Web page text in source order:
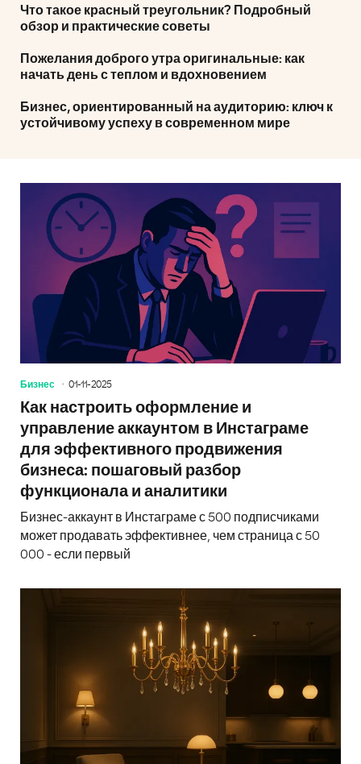
Что такое красный треугольник? Подробный
обзор и практические советы
Пожелания доброго утра оригинальные: как
начать день с теплом и вдохновением
Бизнес, ориентированный на аудиторию: ключ к
устойчивому успеху в современном мире
Бизнес 01-11-2025
Как настроить оформление и
управление аккаунтом в Инстаграме
для эффективного продвижения
бизнеса: пошаговый разбор
функционала и аналитики
Бизнес-аккаунт в Инстаграме с 500 подписчиками
может продавать эффективнее, чем страница с 50
000 - если первый